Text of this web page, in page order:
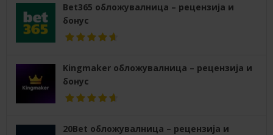
Bet365 обложувалница – рецензија и
бонус
Kingmaker обложувалница – рецензија и
бонус
20Bet обложувалница – рецензија и